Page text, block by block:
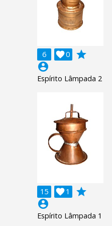
6 0

grade
account_circle
Espírito Lâmpada 2
15 1

grade
account_circle
Espírito Lâmpada 1